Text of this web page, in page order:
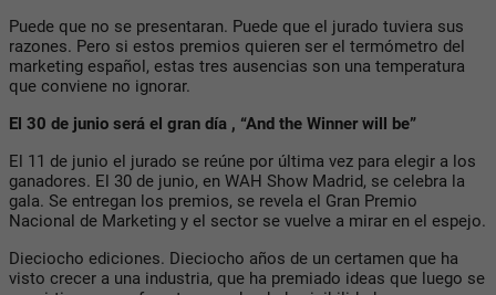
Puede que no se presentaran. Puede que el jurado tuviera sus
razones. Pero si estos premios quieren ser el termómetro del
marketing español, estas tres ausencias son una temperatura
que conviene no ignorar.
El 30 de junio será el gran día , “And the Winner will be”
El 11 de junio el jurado se reúne por última vez para elegir a los
ganadores. El 30 de junio, en WAH Show Madrid, se celebra la
gala. Se entregan los premios, se revela el Gran Premio
Nacional de Marketing y el sector se vuelve a mirar en el espejo.
Dieciocho ediciones. Dieciocho años de un certamen que ha
visto crecer a una industria, que ha premiado ideas que luego se